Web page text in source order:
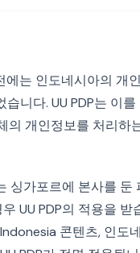
에는 인도네시아의 개
니다. UU PDP는 이를
의 개인정보를 처리하
싱가포르에 본사를 둔
UU PDP의 적용을 받
콘텐츠, 인도